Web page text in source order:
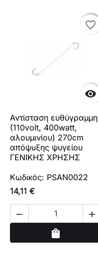

favorite_border
favorite_border
Αντίσταση ευθύγραμμη
(110volt, 400watt,
αλουμινίου) 270cm
απόψυξης ψυγείου
ΓΕΝΙΚΗΣ ΧΡΗΣΗΣ
Κωδικός: PSAN0022
14,11 €
 
shopping_bag